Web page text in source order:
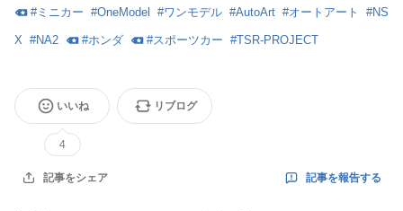
#ミニカー #OneModel #ワンモデル #AutoArt #オートアート #NS
X #NA2 #ホンダ #スポーツカー #TSR-PROJECT
いいね
4
リブログ
記事をシェア 記事を報告する